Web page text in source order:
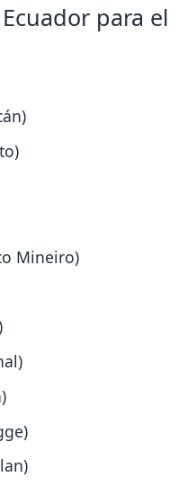
para el
Mineiro)